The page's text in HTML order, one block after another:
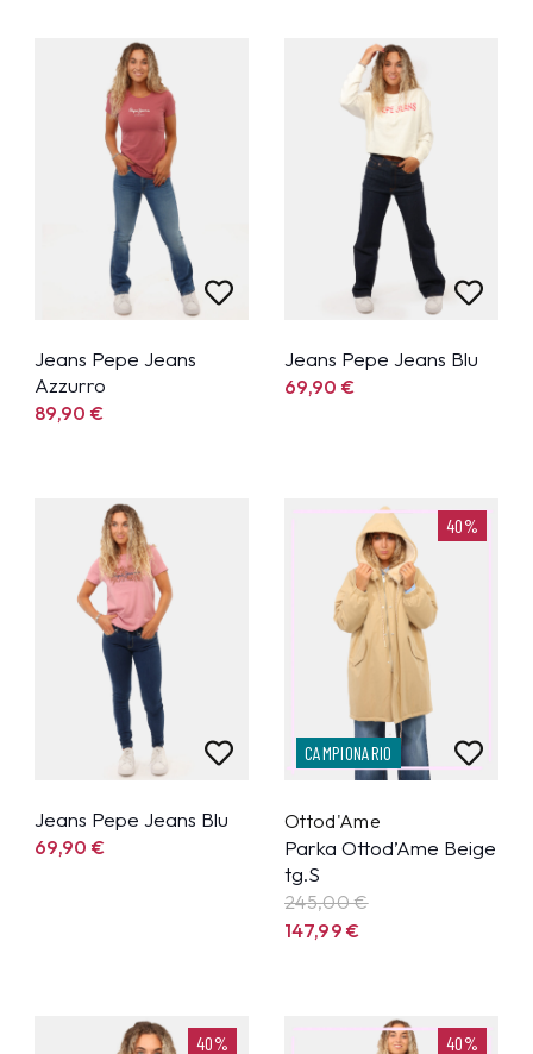
Jeans Pepe Jeans
Azzurro
89,90€
Jeans Pepe Jeans Blu
69,90€
Jeans Pepe Jeans Blu
69,90€
40%
CAMPIONARIO
Ottod'Ame
Parka Ottod’Ame Beige
tg.S
245,00 €
147,99€
40% 40%